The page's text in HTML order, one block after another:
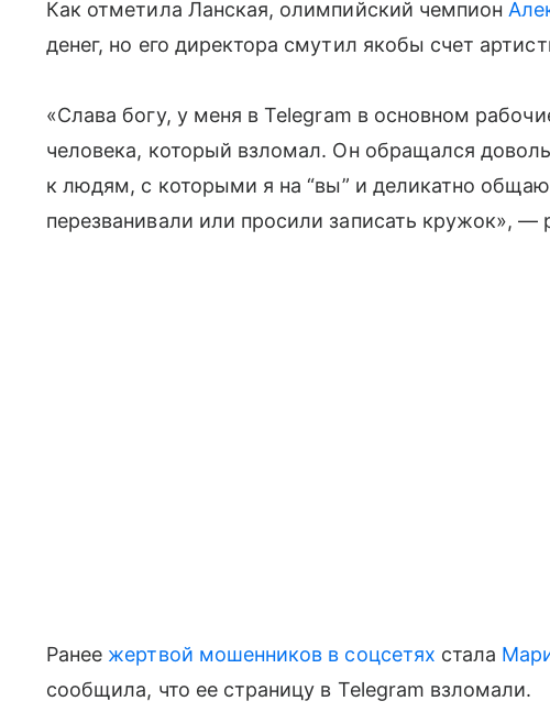
Как отметила Ланская, олимпийский чемпион
денег, но его директора смутил якобы счет
«Слава богу, у меня в Telegram в основном
человека, который взломал. Он обращался
к людям, с которыми я на “вы” и деликатно
перезванивали или просили записать кружок», —
Ранее жертвой мошенников в соцсетях стала
сообщила, что ее страницу в Telegram взломали.